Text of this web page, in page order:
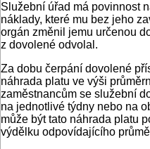
Služební úřad má povinnost
náklady, které mu bez jeho
orgán změnil jemu určenou
z dovolené odvolal.
Za dobu čerpání dovolené
náhrada platu ve výši
zaměstnancům se služební
na jednotlivé týdny nebo na
může být tato náhrada platu
výdělku odpovídajícího